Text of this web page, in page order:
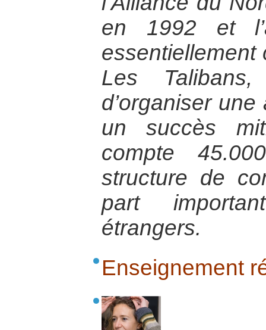
en 1992 et
essentiellement
Les
d’organiser
un succès
compte
structure de
part
étrangers.
Enseignement